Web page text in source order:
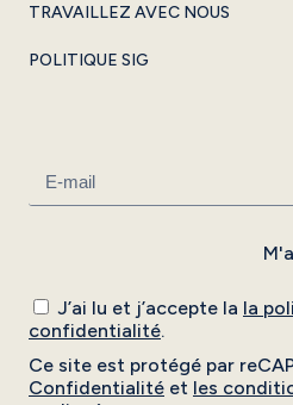
TRAVAILLEZ AVEC NOUS
POLITIQUE SIG
J’ai lu et j’accepte la la
confidentialité.
Ce site est protégé par
Confidentialité et les